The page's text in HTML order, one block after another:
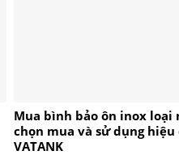
Mua bình bảo ôn inox loại
chọn mua và sử dụng
VATANK